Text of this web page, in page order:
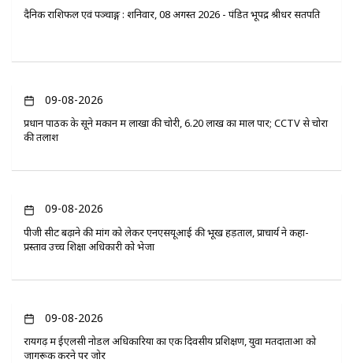
दैनिक राशिफल एवं पञ्चाङ्ग : शनिवार, 08 अगस्त 2026 - पंडित भूपेंद्र श्रीधर सतपति
09-08-2026
प्रधान पाठक के सूने मकान में लाखों की चोरी, 6.20 लाख का माल पार; CCTV से चोरों
की तलाश
09-08-2026
पीजी सीट बढ़ाने की मांग को लेकर एनएसयूआई की भूख हड़ताल, प्राचार्य ने कहा-
प्रस्ताव उच्च शिक्षा अधिकारी को भेजा
09-08-2026
रायगढ़ में ईएलसी नोडल अधिकारियों का एक दिवसीय प्रशिक्षण, युवा मतदाताओं को
जागरूक करने पर जोर